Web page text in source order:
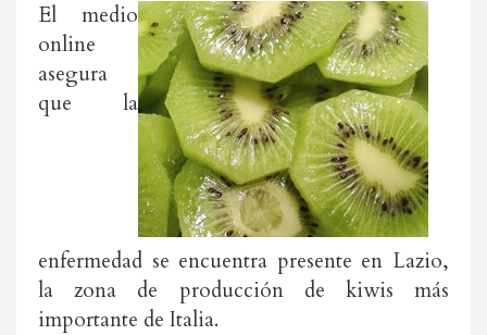
El medio
online
asegura
que la
enfermedad se encuentra presente en Lazio,
la zona de producción de kiwis más
importante de Italia.